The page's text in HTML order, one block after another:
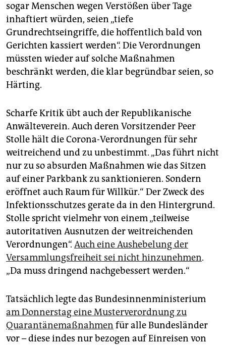
sogar Menschen wegen Verstößen über Tage
inhaftiert würden, seien „tiefe
Grundrechtseingriffe, die hoffentlich bald von
Gerichten kassiert werden“. Die Verordnungen
müssten wieder auf solche Maßnahmen
beschränkt werden, die klar begründbar seien, so
Härting.
Scharfe Kritik übt auch der Republikanische
Anwälteverein. Auch deren Vorsitzender Peer
Stolle hält die Corona-Verordnungen für sehr
weitreichend und zu unbestimmt. „Das führt nicht
nur zu so absurden Maßnahmen wie das Sitzen
auf einer Parkbank zu sanktionieren. Sondern
eröffnet auch Raum für Willkür.“ Der Zweck des
Infektionsschutzes gerate da in den Hintergrund.
Stolle spricht vielmehr von einem „teilweise
autoritativen Ausnutzen der weitreichenden
Verordnungen“. Auch eine Aushebelung der
Versammlungsfreiheit sei nicht hinzunehmen.
„Da muss dringend nachgebessert werden.“
Tatsächlich legte das Bundesinnenministerium
am Donnerstag eine Musterverordnung zu
Quarantänemaßnahmen für alle Bundesländer
vor – diese indes nur bezogen auf Einreisen von